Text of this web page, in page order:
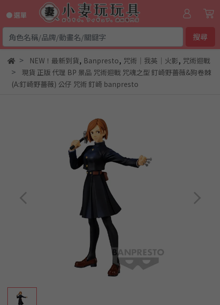
● 選單
搜尋
NEW！最新到貨, Banpresto, 咒術｜我英｜火影, 咒術迴戰
現貨 正版 代理 BP 景品 咒術迴戰 咒魂之型 釘崎野薔薇&狗卷棘
(A:釘崎野薔薇) 公仔 咒術 釘崎 banpresto